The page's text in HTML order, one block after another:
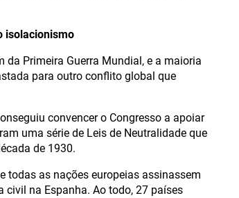
isolacionismo
Primeira Guerra Mundial, e a maioria
para outro conflito global que
convencer o Congresso a apoiar
uma série de Leis de Neutralidade que
de 1930.
todas as nações europeias assinassem
civil na Espanha. Ao todo, 27 países